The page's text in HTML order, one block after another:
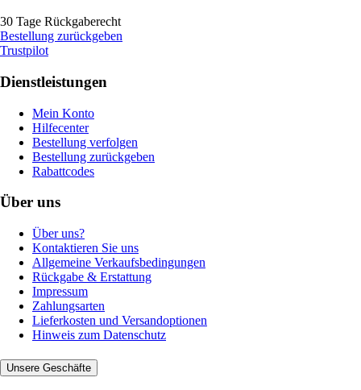
30 Tage Rückgaberecht
Bestellung zurückgeben
Trustpilot
Dienstleistungen
Mein Konto
Hilfecenter
Bestellung verfolgen
Bestellung zurückgeben
Rabattcodes
Über uns
Über uns?
Kontaktieren Sie uns
Allgemeine Verkaufsbedingungen
Rückgabe & Erstattung
Impressum
Zahlungsarten
Lieferkosten und Versandoptionen
Hinweis zum Datenschutz
Unsere Geschäfte